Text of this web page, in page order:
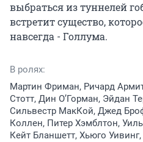
выбраться из туннелей
встретит существо,
навсегда - Голлума.
В ролях:
Мартин Фриман, Ричард
Стотт, Дин О’Горман, Эйдан
Сильвестр МакКой, Джед
Коллен, Питер Хэмблтон,
Кейт Бланшетт, Хьюго